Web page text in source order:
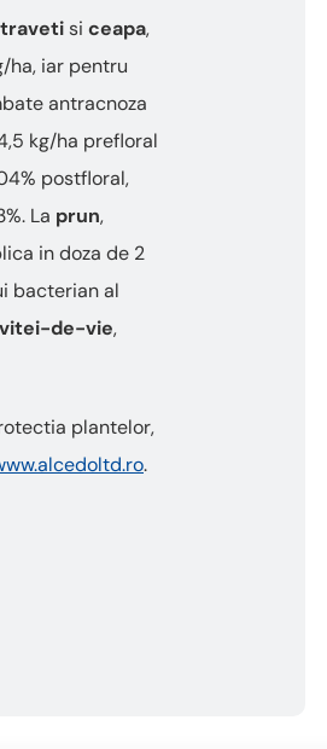
si ceapa,
ha, iar pentru
antracnoza
kg/ha prefloral
postfloral,
La prun,
in doza de 2
bacterian al
vitei-de-vie,
plantelor,
.